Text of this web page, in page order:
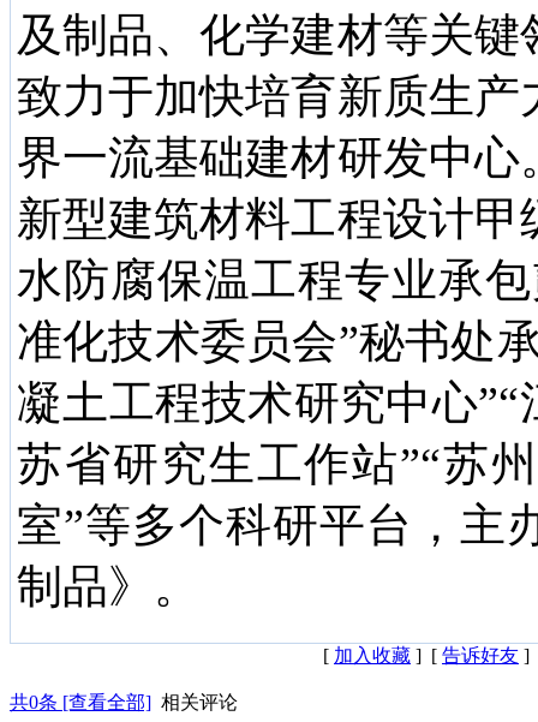
及制品、化学建材等关
致力于加快培育新质生
界一流基础建材研发中
新型建筑材料工程设计
水防腐保温工程专业承
准化技术委员会”秘书处
凝土工程技术研究中心
苏省研究生工作站”“苏
室”等多个科研平台，主
制品》。
[ 加入收藏 ] [ 告诉好友 ]
共0条 [查看全部] 相关评论